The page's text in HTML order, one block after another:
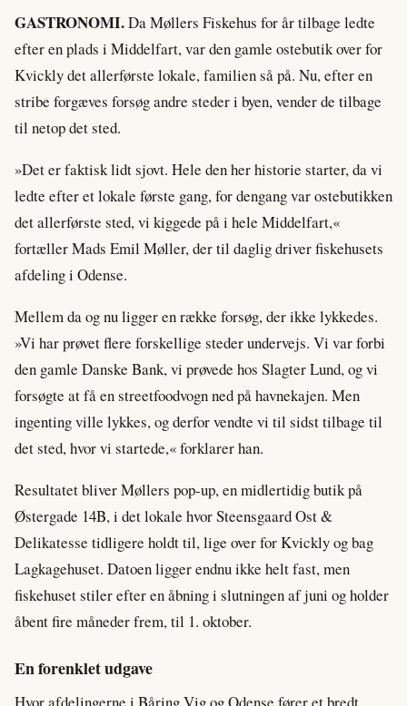
GASTRONOMI.Da Møllers Fiskehus for år tilbage ledte
efter en plads i Middelfart, var den gamle ostebutik over for
Kvickly det allerførste lokale, familien så på. Nu, efter en
stribe forgæves forsøg andre steder i byen, vender de tilbage
til netop det sted.
»Det er faktisk lidt sjovt. Hele den her historie starter, da vi
ledte efter et lokale første gang, for dengang var ostebutikken
det allerførste sted, vi kiggede på i hele Middelfart,«
fortæller Mads Emil Møller, der til daglig driver fiskehusets
afdeling i Odense.
Mellem da og nu ligger en række forsøg, der ikke lykkedes.
»Vi har prøvet flere forskellige steder undervejs. Vi var forbi
den gamle Danske Bank, vi prøvede hos Slagter Lund, og vi
forsøgte at få en streetfoodvogn ned på havnekajen. Men
ingenting ville lykkes, og derfor vendte vi til sidst tilbage til
det sted, hvor vi startede,« forklarer han.
Resultatet bliver Møllers pop-up, en midlertidig butik på
Østergade 14B, i det lokale hvor Steensgaard Ost &
Delikatesse tidligere holdt til, lige over for Kvickly og bag
Lagkagehuset. Datoen ligger endnu ikke helt fast, men
fiskehuset stiler efter en åbning i slutningen af juni og holder
åbent fire måneder frem, til 1. oktober.
En forenklet udgave